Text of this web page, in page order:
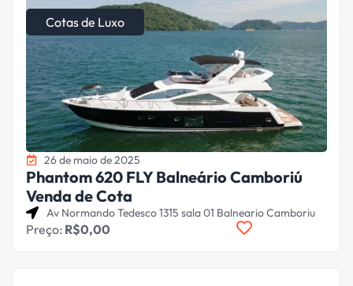
Cotas de Luxo
26 de maio de 2025
Phantom 620 FLY Balneário Camboriú
Venda de Cota
Av Normando Tedesco 1315 sala 01 Balneario Camboriu
Preço: R$0,00